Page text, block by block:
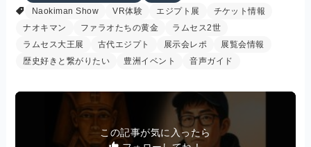
Naokiman Show
VR体験 エジプト展
チケット情報
ナオキマン
ファラオたちの黄金
ラムセス2世
ラムセス大王展
古代エジプト 展示会レポ
展覧会情報
歴史好きと繋がりたい
豊洲イベント 音声ガイド
この記事が気に入ったら